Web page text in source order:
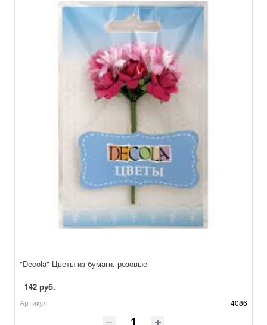
"Decola" Цветы из бумаги, розовые
142 руб.
Артикул 4086